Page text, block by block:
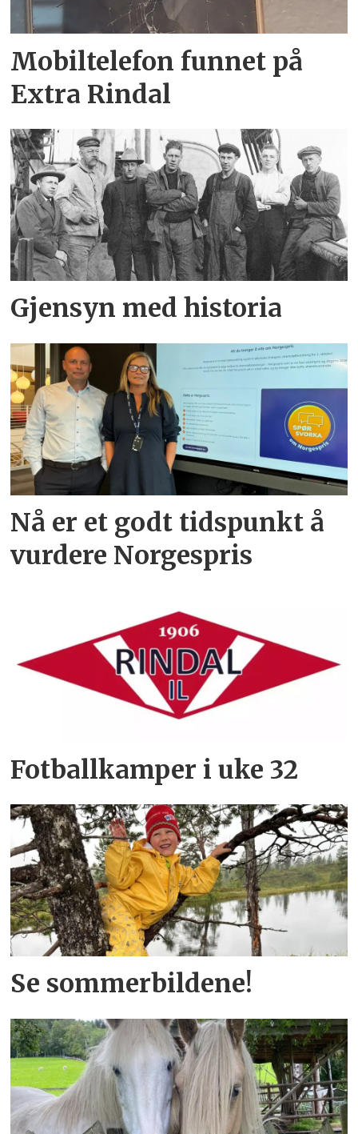
Mobiltelefon funnet på
Extra Rindal
Gjensyn med historia
Nå er et godt tidspunkt å
vurdere Norgespris
Fotballkamper i uke 32
Se sommerbildene!